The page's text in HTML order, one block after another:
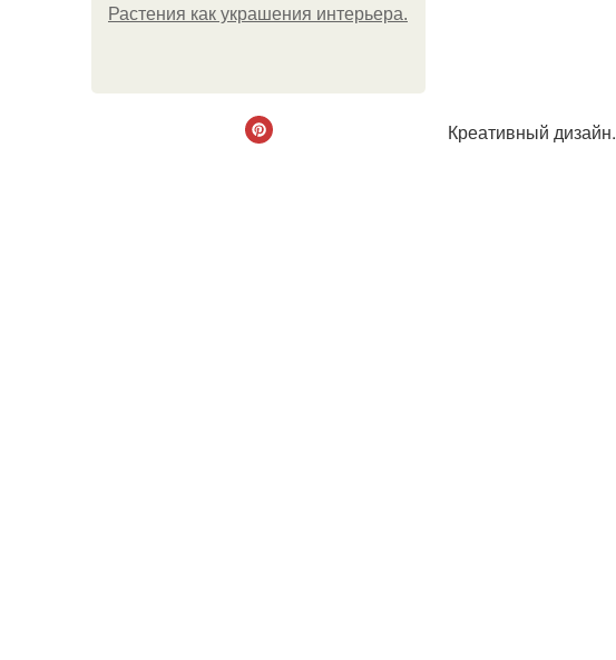
Растения как украшения интерьера.
Креативный дизайн.